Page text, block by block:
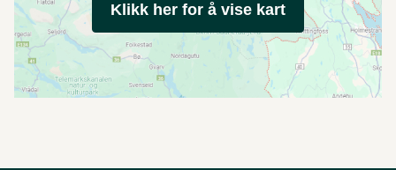
Klikk her for å vise kart